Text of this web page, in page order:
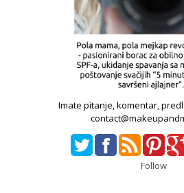
Imate pitanje, komentar,
Follow